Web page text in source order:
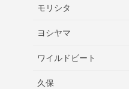
モリシタ
ヨシヤマ
ワイルドビート
久保